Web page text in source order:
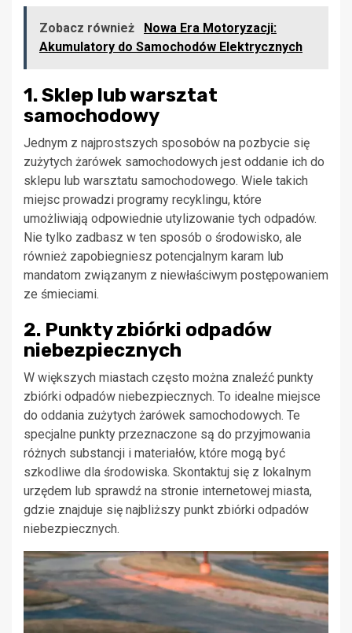
Zobacz również
Nowa Era Motoryzacji:
Akumulatory do Samochodów Elektrycznych
1. Sklep lub warsztat
samochodowy
Jednym z najprostszych sposobów na pozbycie się
zużytych żarówek samochodowych jest oddanie ich do
sklepu lub warsztatu samochodowego. Wiele takich
miejsc prowadzi programy recyklingu, które
umożliwiają odpowiednie utylizowanie tych odpadów.
Nie tylko zadbasz w ten sposób o środowisko, ale
również zapobiegniesz potencjalnym karam lub
mandatom związanym z niewłaściwym postępowaniem
ze śmieciami.
2. Punkty zbiórki odpadów
niebezpiecznych
W większych miastach często można znaleźć punkty
zbiórki odpadów niebezpiecznych. To idealne miejsce
do oddania zużytych żarówek samochodowych. Te
specjalne punkty przeznaczone są do przyjmowania
różnych substancji i materiałów, które mogą być
szkodliwe dla środowiska. Skontaktuj się z lokalnym
urzędem lub sprawdź na stronie internetowej miasta,
gdzie znajduje się najbliższy punkt zbiórki odpadów
niebezpiecznych.